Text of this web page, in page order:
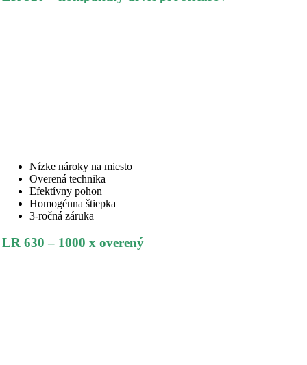
Nízke nároky na miesto
Overená technika
Efektívny pohon
Homogénna štiepka
3-ročná záruka
LR 630 – 1000 x overený